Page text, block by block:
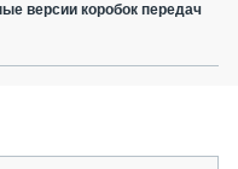
версии коробок передач